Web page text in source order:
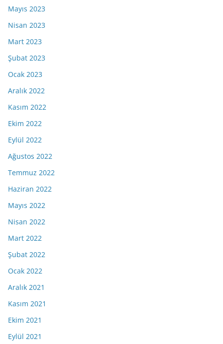
Mayıs 2023
Nisan 2023
Mart 2023
Şubat 2023
Ocak 2023
Aralık 2022
Kasım 2022
Ekim 2022
Eylül 2022
Ağustos 2022
Temmuz 2022
Haziran 2022
Mayıs 2022
Nisan 2022
Mart 2022
Şubat 2022
Ocak 2022
Aralık 2021
Kasım 2021
Ekim 2021
Eylül 2021